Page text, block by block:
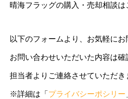
晴海フラッグの購入・売却相談は
以下のフォームより、お気軽にお
お問い合わせいただいた内容は
担当者よりご連絡させていただき
※詳細は「 プライバシーポシリー